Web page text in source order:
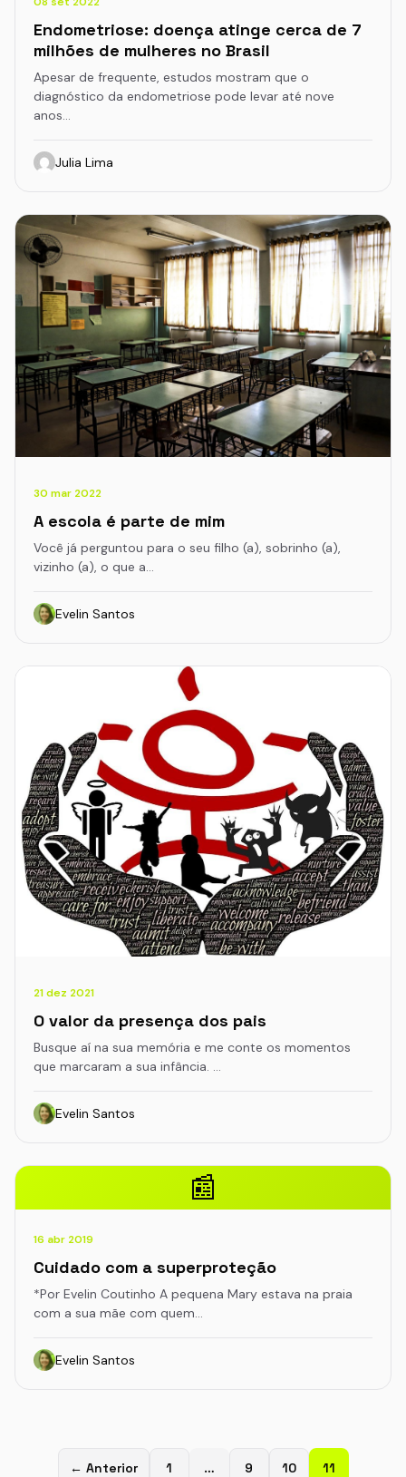
Endometriose: doença atinge cerca de 7
milhões de mulheres no Brasil
Apesar de frequente, estudos mostram que o
diagnóstico da endometriose pode levar até nove
anos…
Julia Lima
30 mar 2022
A escola é parte de mim
Você já perguntou para o seu filho (a), sobrinho (a),
vizinho (a), o que a…
Evelin Santos
21 dez 2021
O valor da presença dos pais
Busque aí na sua memória e me conte os momentos
que marcaram a sua infância. …
Evelin Santos
📰
16 abr 2019
Cuidado com a superproteção
*Por Evelin Coutinho A pequena Mary estava na praia
com a sua mãe com quem…
Evelin Santos
← Anterior 1 … 9 10 11